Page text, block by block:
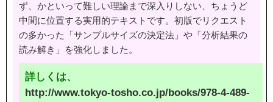
ず、かといって難しい理論まで深入りしない、ちょうど
中間に位置する実用的テキストです。初版でリクエスト
の多かった「サンプルサイズの決定法」や「分析結果の
読み解き」を強化しました。
詳しくは、
http://www.tokyo-tosho.co.jp/books/978-4-489-